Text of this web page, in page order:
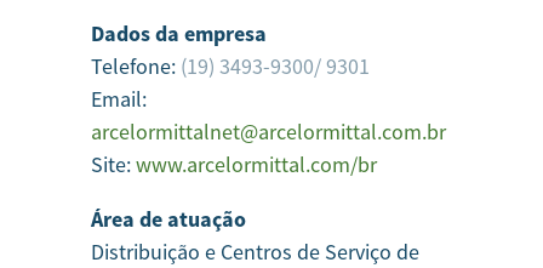
Dados da empresa
Telefone: (19) 3493-9300/ 9301
Email:
arcelormittalnet@arcelormittal.com.br
Site:www.arcelormittal.com/br
Área de atuação
Distribuição e Centros de Serviço de